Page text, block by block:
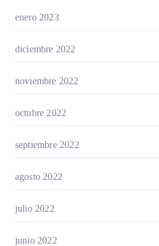
enero 2023
diciembre 2022
noviembre 2022
octubre 2022
septiembre 2022
agosto 2022
julio 2022
junio 2022